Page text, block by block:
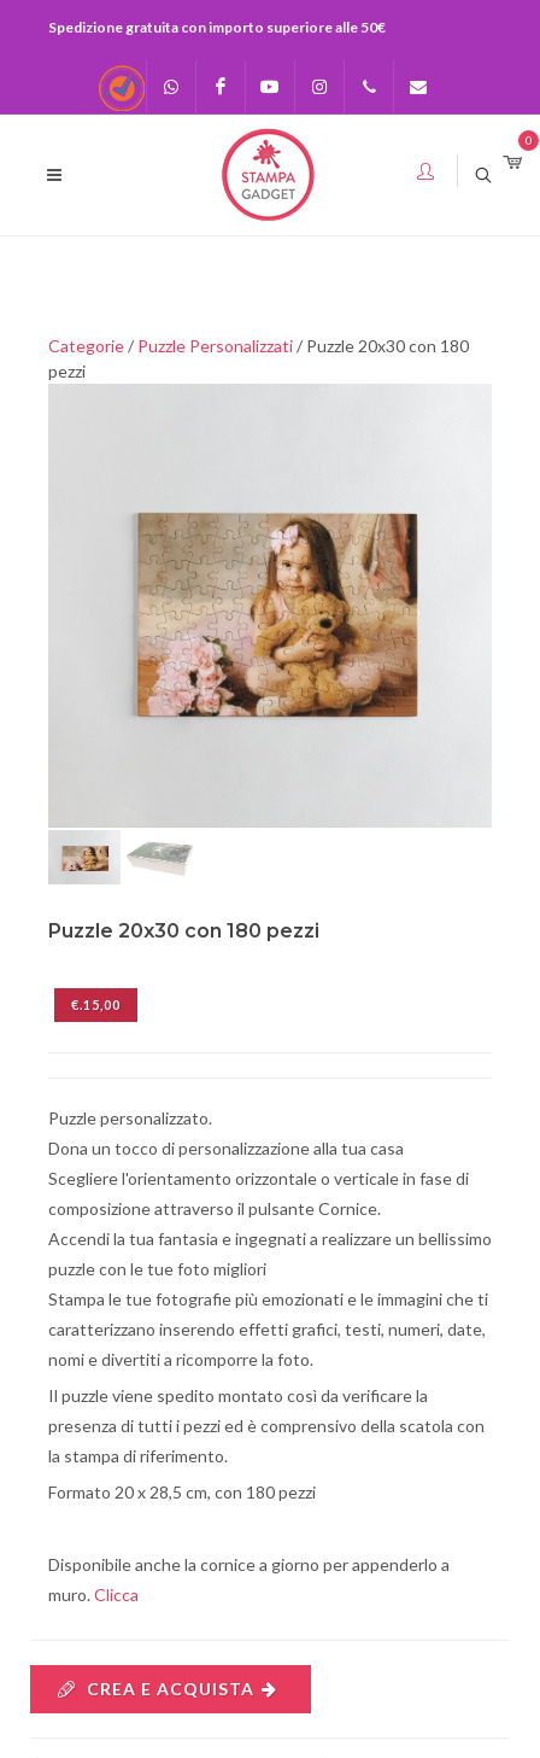
Spedizione gratuita con importo superiore alle 50€
Whatsapp
FacebookYoutubeInstagram 0
Categorie/ Puzzle Personalizzati/ Puzzle 20x30 con 180
pezzi
Puzzle 20x30 con 180 pezzi
€.15,00
Puzzle personalizzato.
Dona un tocco di personalizzazione alla tua casa
Scegliere l'orientamento orizzontale o verticale in fase di
composizione attraverso il pulsante Cornice.
Accendi la tua fantasia e ingegnati a realizzare un bellissimo
puzzle con le tue foto migliori
Stampa le tue fotografie più emozionati e le immagini che ti
caratterizzano inserendo effetti grafici, testi, numeri, date,
nomi e divertiti a ricomporre la foto.
Il puzzle viene spedito montato così da verificare la
presenza di tutti i pezzi ed è comprensivo della scatola con
la stampa di riferimento.
Formato 20 x 28,5 cm, con 180 pezzi
Disponibile anche la cornice a giorno per appenderlo a
muro.Clicca
CREA E ACQUISTA